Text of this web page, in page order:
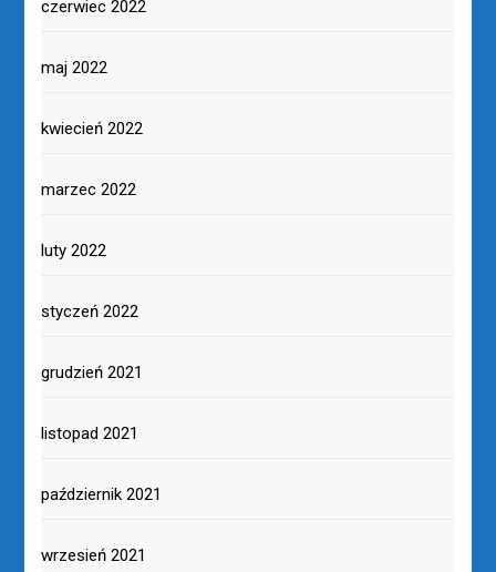
czerwiec 2022
maj 2022
kwiecień 2022
marzec 2022
luty 2022
styczeń 2022
grudzień 2021
listopad 2021
październik 2021
wrzesień 2021